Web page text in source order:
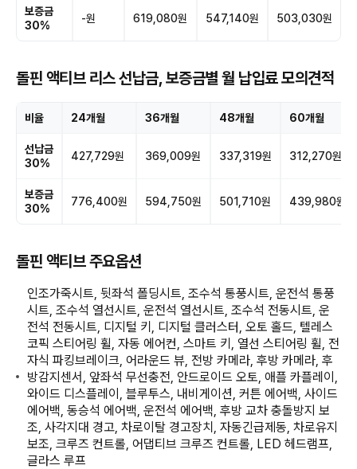
보증금
30%
-원 619,080원 547,140원 503,030원
돌핀 액티브 리스 선납금, 보증금별 월 납입료 모의견적
비율 24개월 36개월 48개월 60개월
선납금
30%
427,729원 369,009원 337,319원 312,270원
보증금
30%
776,400원 594,750원 501,710원 439,980원
돌핀 액티브 주요옵션
인조가죽시트, 뒷좌석 폴딩시트, 조수석 통풍시트, 운전석 통풍
시트, 조수석 열선시트, 운전석 열선시트, 조수석 전동시트, 운
전석 전동시트, 디지털 키, 디지털 클러스터, 오토 홀드, 텔레스
코픽 스티어링 휠, 자동 에어컨, 스마트 키, 열선 스티어링 휠, 전
자식 파킹브레이크, 어라운드 뷰, 전방 카메라, 후방 카메라, 후
방감지센서, 앞좌석 무선충전, 안드로이드 오토, 애플 카플레이,
와이드 디스플레이, 블루투스, 내비게이션, 커튼 에어백, 사이드
에어백, 동승석 에어백, 운전석 에어백, 후방 교차 충돌방지 보
조, 사각지대 경고, 차로이탈 경고장치, 자동긴급제동, 차로유지
보조, 크루즈 컨트롤, 어댑티브 크루즈 컨트롤, LED 헤드램프,
글라스 루프